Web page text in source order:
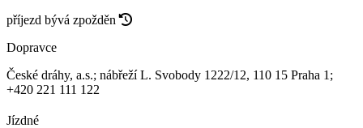
příjezd bývá zpožděn
Dopravce
České dráhy, a.s.; nábřeží L. Svobody 1222/12, 110 15 Praha 1;
+420 221 111 122
Jízdné